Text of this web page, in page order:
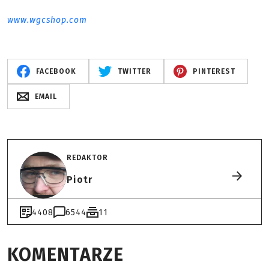
www.wgcshop.com
FACEBOOK TWITTER PINTEREST
EMAIL
REDAKTOR
Piotr
4408 6544 11
KOMENTARZE